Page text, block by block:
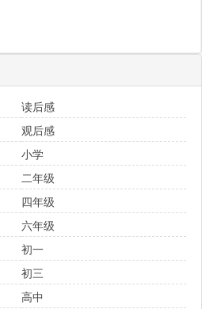
读后感
观后感
小学
二年级
四年级
六年级
初一
初三
高中